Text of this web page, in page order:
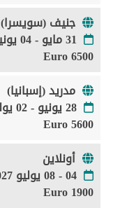
جنيف (سويسرا)
31 مايو - 04 يونيو 2027
6500 Euro
مدريد (إسبانيا)
28 يونيو - 02 يوليو 2027
5600 Euro
أونلاين
04 - 08 يوليو 2027
1900 Euro